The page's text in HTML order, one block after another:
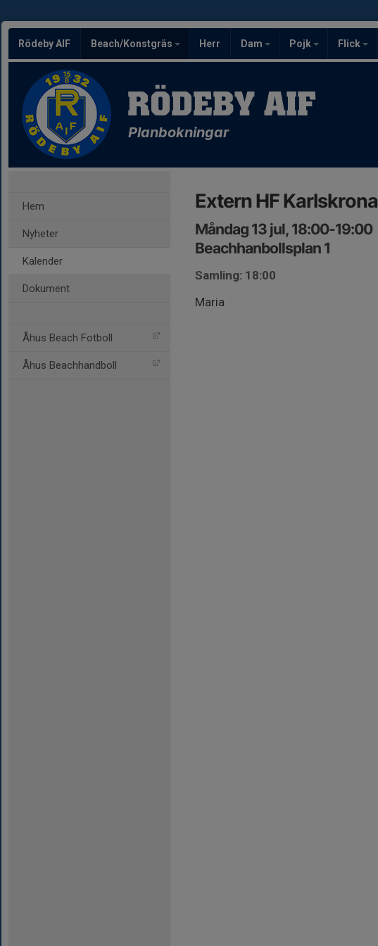
Rödeby AIF Beach/Konstgräs Herr Dam Pojk Flick
RÖDEBY AIF
Planbokningar
Hem
Nyheter
Kalender
Dokument
Åhus Beach Fotboll
Åhus Beachhandboll
Extern HF Karlskrona
Måndag 13 jul, 18:00-19:00
Beachhanbollsplan 1
Samling: 18:00
Maria